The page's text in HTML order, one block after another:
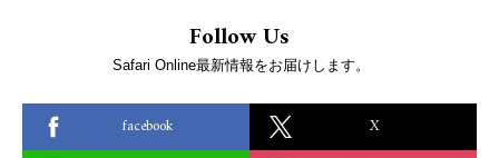
Follow Us
Safari Online最新情報をお届けします。
facebook
X